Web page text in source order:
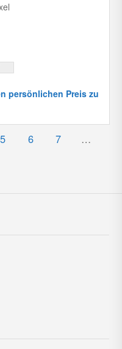
persönlichen Preis zu
5 6 7
…